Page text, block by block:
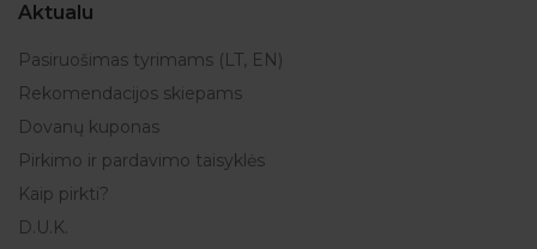
Aktualu
Pasiruošimas tyrimams (LT, EN)
Rekomendacijos skiepams
Dovanų kuponas
Pirkimo ir pardavimo taisyklės
Kaip pirkti?
D.U.K.